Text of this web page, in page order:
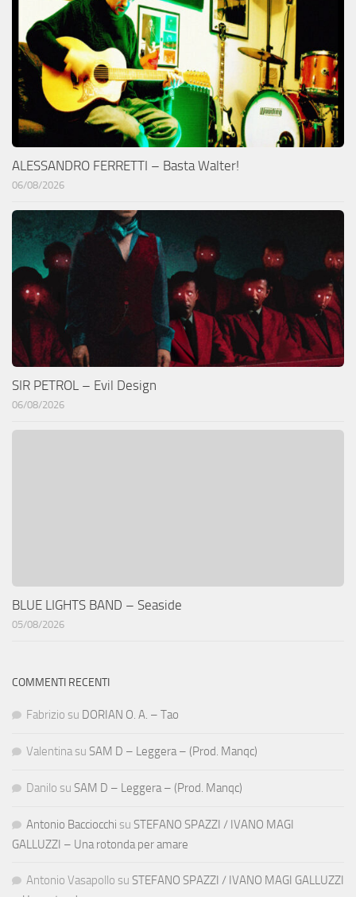
ALESSANDRO FERRETTI – Basta Walter!
06/08/2026
SIR PETROL – Evil Design
06/08/2026
BLUE LIGHTS BAND – Seaside
05/08/2026
COMMENTI RECENTI
Fabrizio su DORIAN O. A. – Tao
Valentina su SAM D – Leggera – (Prod. Manqc)
Danilo su SAM D – Leggera – (Prod. Manqc)
Antonio Bacciocchi su STEFANO SPAZZI / IVANO MAGI
GALLUZZI – Una rotonda per amare
Antonio Vasapollo su STEFANO SPAZZI / IVANO MAGI GALLUZZI